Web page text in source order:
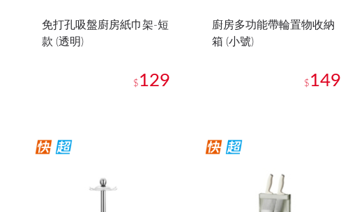
免打孔吸盤廚房紙巾架-短
款 (透明)
$ 129
廚房多功能帶輪置物收納
箱 (小號)
$ 149